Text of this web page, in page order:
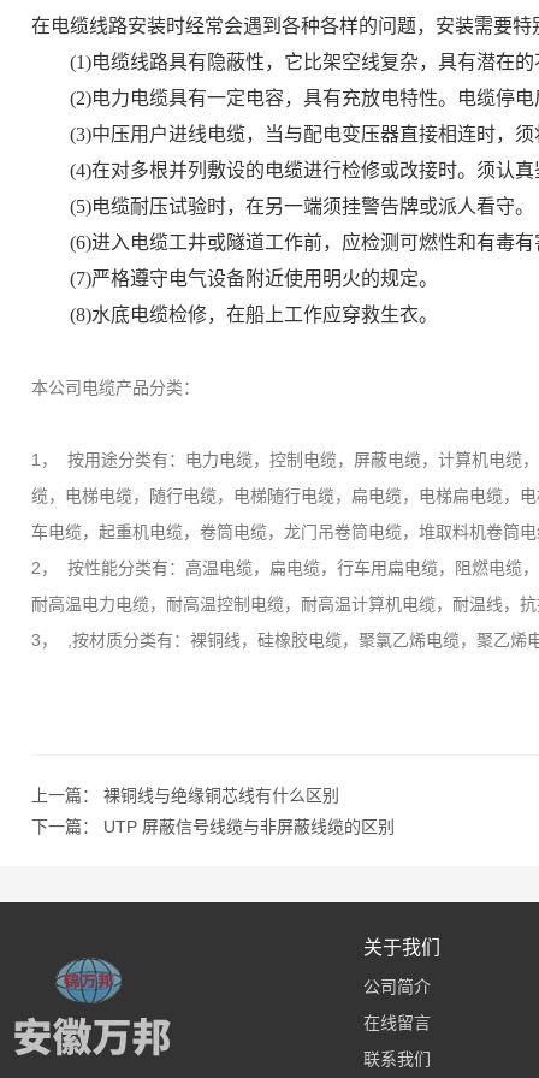
在电缆线路安装时经常会遇到各种各样的问题，安装需要特
(1)电缆线路具有隐蔽性，它比架空线复杂，具有潜在的
(2)电力电缆具有一定电容，具有充放电特性。电缆停电
(3)中压用户进线电缆，当与配电变压器直接相连时，须
(4)在对多根并列敷设的电缆进行检修或改接时。须认真
(5)电缆耐压试验时，在另一端须挂警告牌或派人看守。
(6)进入电缆工井或隧道工作前，应检测可燃性和有毒有
(7)严格遵守电气设备附近使用明火的规定。
(8)水底电缆检修，在船上工作应穿救生衣。
本公司电缆产品分类：
1， 按用途分类有：电力电缆，控制电缆，屏蔽电缆，计算机电缆
缆，电梯电缆，随行电缆，电梯随行电缆，扁电缆，电梯扁电缆，
车电缆，起重机电缆，卷筒电缆，龙门吊卷筒电缆，堆取料机卷筒
2， 按性能分类有：高温电缆，扁电缆，行车用扁电缆，阻燃电缆
耐高温电力电缆，耐高温控制电缆，耐高温计算机电缆，耐温线，
3， ,按材质分类有：裸铜线，硅橡胶电缆，聚氯乙烯电缆，聚乙烯
上一篇： 裸铜线与绝缘铜芯线有什么区别
下一篇： UTP 屏蔽信号线缆与非屏蔽线缆的区别
关于我们
公司简介
在线留言
联系我们